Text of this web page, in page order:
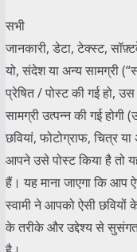
सभी
जानकारी, डेटा, टेक्स्ट,
यो, संदेश या अन्य सामग्री
प्रेषित / पोस्ट की गई हो, उस
सामग्री उत्पन्न की गई
छवियां, फोटोग्राफ, चित्र
आपने उसे पोस्ट किया है तो
हैं। यह माना जाएगा कि आप
स्वामी ने आपको ऐसी
के तरीके और उद्देश्य से